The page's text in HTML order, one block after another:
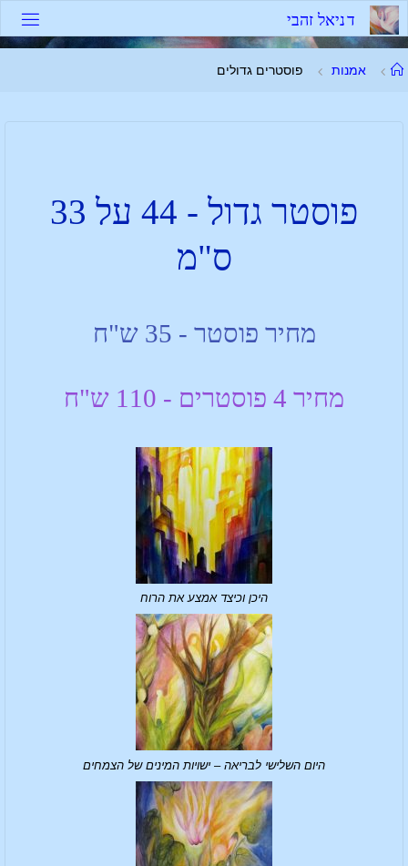
דניאל זהבי
אמנות פוסטרים גדולים
פוסטר גדול - 44 על 33
ס"מ
מחיר פוסטר - 35 ש"ח
מחיר 4 פוסטרים - 110 ש"ח
היכן וכיצד אמצע את הרוח
היום השלישי לבריאה – ישויות המינים של הצמחים